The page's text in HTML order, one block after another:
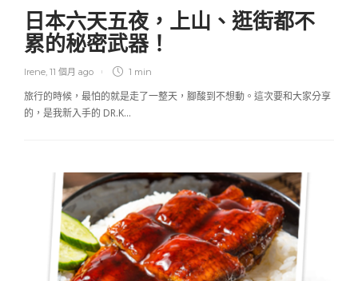
日本六天五夜，上山、逛街都不
累的秘密武器！
Irene, 11 個月 ago 1 min
旅行的時候，最怕的就是走了一整天，腳酸到不想動。這次要和大家分享
的，是我新入手的 DR.K…